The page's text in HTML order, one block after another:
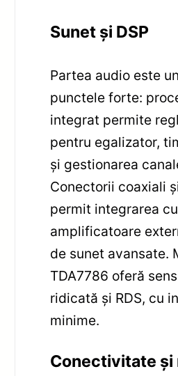
Sunet și DSP
Partea audio este
punctele forte:
integrat permite
pentru egalizator,
și gestionarea
Conectorii coaxiali
permit integrarea cu
amplificatoare
de sunet avansate.
TDA7786 oferă
ridicată și RDS, cu
minime.
Conectivitate și